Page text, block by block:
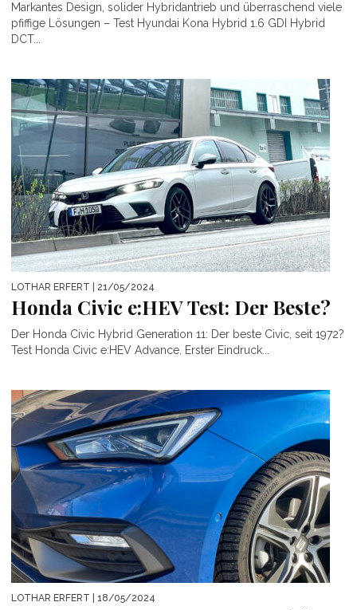
Markantes Design, solider Hybridantrieb und überraschend viele
pfiffige Lösungen – Test Hyundai Kona Hybrid 1.6 GDI Hybrid
DCT...
LOTHAR ERFERT | 21/05/2024
Honda Civic e:HEV Test: Der Beste?
Der Honda Civic Hybrid Generation 11: Der beste Civic, seit 1972?
Test Honda Civic e:HEV Advance. Erster Eindruck...
LOTHAR ERFERT | 18/05/2024